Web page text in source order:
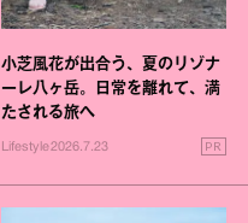
小芝風花が出合う、夏のリゾナ
ーレ八ヶ岳。日常を離れて、満
たされる旅へ
Lifestyle2026.7.23 PR